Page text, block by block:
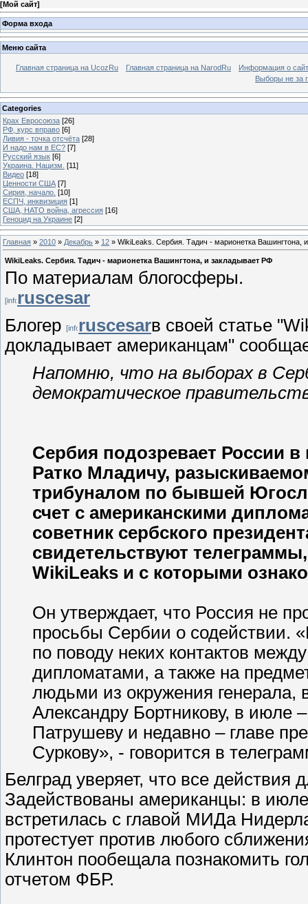
[Мой сайт]
Форма входа
Меню сайта
Главная страница на UcozRu Главная страница на NarodRu
Информация о
Выборы не за
Categories
Крах Евросоюза [26]
РФ, курс вправо [6]
Ливия - точка отсчёта [28]
И надо нам в ЕС? [7]
Русский язык [6]
Украина. Нацизм. [11]
Видео [18]
Ценности США [7]
Сирия, начало. [10]
ЕСПЧ, инквизиция [1]
США, НАТО война, агрессия [16]
Геноцид на Украине [2]
Главная » 2010 » Декабрь » 12 » WikiLeaks. Сербия. Тадич - марионетка Вашингтона,
WikiLeaks. Сербия. Тадич - марионетка Вашингтона, и закладывает РФ
По материалам блогосферы.
ruscesar
Блогер
ruscesarв своей статье
докладывает американцам"
Напомню, что на выборах в
демократическое
Сербия подозревает России
Ратко Младичу,
трибуналом по бывшей
счет с американскими
советник сербского
свидетельствуют
WikiLeaks и с которыми
Он утверждает, что Россия не
просьбы Сербии о содействии.
по поводу неких контактов
дипломатами, а также на
людьми из окружения
Александру Бортникову, в июле
Патрушеву и недавно – главе
Суркову», - говорится в
Белград уверяет, что все
Задействованы американцы: в июле
встретилась с главой МИДа
протестует против любого
Клинтон пообещала познакомить
отчетом ФБР.